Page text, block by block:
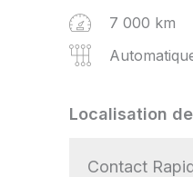
7 000 km
Localisation
Contact